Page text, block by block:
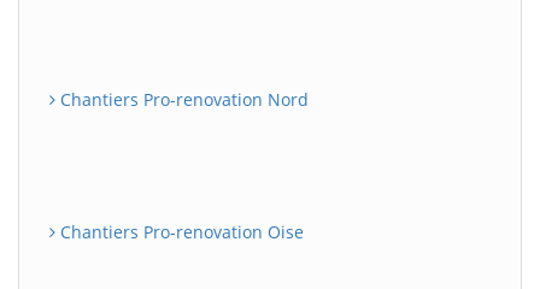
Chantiers Pro-renovation Nord
Chantiers Pro-renovation Oise